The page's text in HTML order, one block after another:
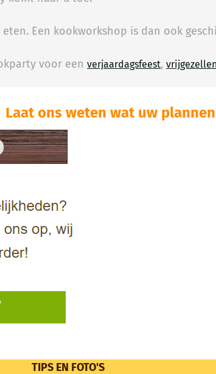
Een kookworkshop is dan ook
voor een verjaardagsfeest,
Laat ons weten wat uw
TIPS EN FOTO'S